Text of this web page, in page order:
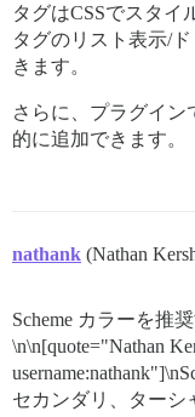
タグはCSSでスタイ
タグのリスト表示/
きます。
さらに、プラグイ
的に追加できます。
nathank (Nathan
Scheme カラーを推
\n\n[quote="Nathan
セカンダリ、ターシ